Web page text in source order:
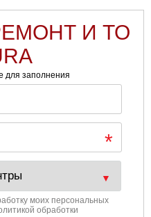
И ТО
для заполнения
моих персональных
обработки